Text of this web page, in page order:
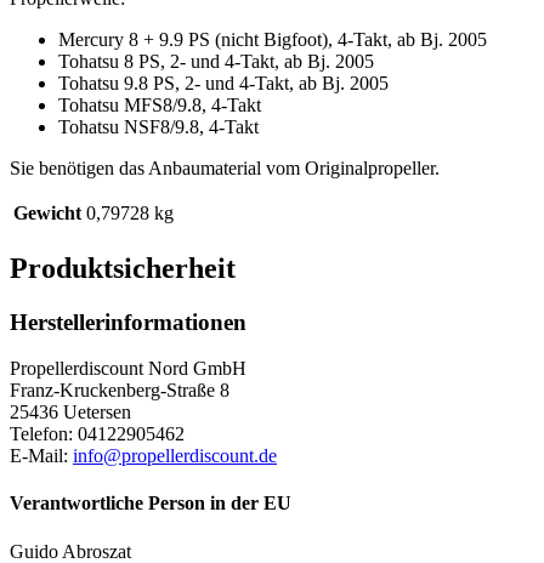
Mercury 8 + 9.9 PS (nicht Bigfoot), 4-Takt, ab Bj. 2005
Tohatsu 8 PS, 2- und 4-Takt, ab Bj. 2005
Tohatsu 9.8 PS, 2- und 4-Takt, ab Bj. 2005
Tohatsu MFS8/9.8, 4-Takt
Tohatsu NSF8/9.8, 4-Takt
Sie benötigen das Anbaumaterial vom Originalpropeller.
Gewicht 0,79728 kg
Produktsicherheit
Herstellerinformationen
Propellerdiscount Nord GmbH
Franz-Kruckenberg-Straße 8
25436 Uetersen
Telefon: 04122905462
E-Mail: info@propellerdiscount.de
Verantwortliche Person in der EU
Guido Abroszat